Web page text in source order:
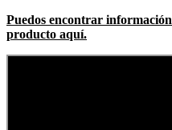
Puedos encontrar
producto aquí.